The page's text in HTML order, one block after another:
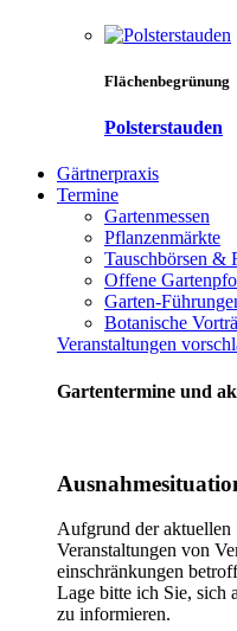
Flächenbegrünung
Polsterstauden
Gärtnerpraxis
Termine
Gartenmessen
Pflanzenmärkte
Tauschbörsen &
Offene
Garten-
Botanische
Veranstaltungen
Gartentermine und
Aufgrund der aktuellen
Veranstaltungen von
einschränkungen
Lage bitte ich Sie, sich
zu informieren.